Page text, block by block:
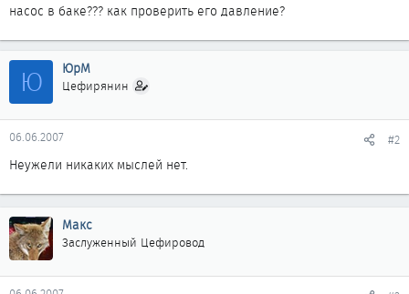
насос в баке??? как проверить его давление?
Ю ЮрМ
Цефирянин
06.06.2007 #2
Неужели никаких мыслей нет.
Макс
Заслуженный Цефировод